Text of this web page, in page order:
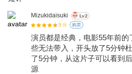
Mizukidaisuki
9 分 购票
演员都是经典，电影55年前
些无法带入，开头放了5分钟
了5分钟，从这片子可以看到
源